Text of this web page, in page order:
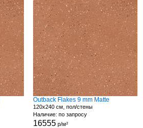
Outback Flakes 9 mm Matte
120x240 см, пол/стены
Наличие: по запросу
16555 р/м²